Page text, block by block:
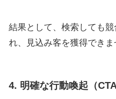
結果として、検索しても
れ、見込み客を獲得できま
4. 明確な行動喚起（